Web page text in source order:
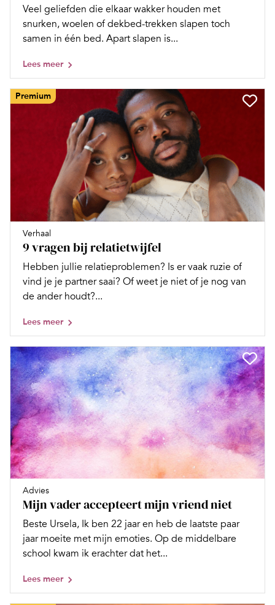
Veel geliefden die elkaar wakker houden met
snurken, woelen of dekbed-trekken slapen toch
samen in één bed. Apart slapen is...
Lees meer
Premium
Verhaal
9 vragen bij relatietwijfel
Hebben jullie relatieproblemen? Is er vaak ruzie of
vind je je partner saai? Of weet je niet of je nog van
de ander houdt?...
Lees meer
Advies
Mijn vader accepteert mijn vriend niet
Beste Ursela, Ik ben 22 jaar en heb de laatste paar
jaar moeite met mijn emoties. Op de middelbare
school kwam ik erachter dat het...
Lees meer